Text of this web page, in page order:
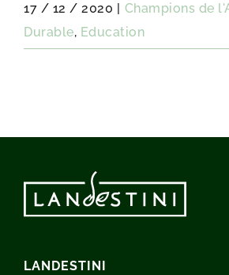
17 / 12 / 2020 | Champions de
Durable, Education
LANDESTINI